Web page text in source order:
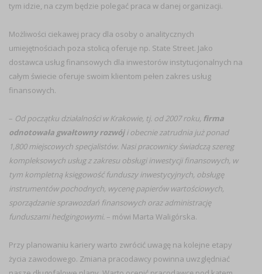
tym idzie, na czym będzie polegać praca w danej organizacji.
Możliwości ciekawej pracy dla osoby o analitycznych
umiejętnościach poza stolicą oferuje np. State Street. Jako
dostawca usług finansowych dla inwestorów instytucjonalnych na
całym świecie oferuje swoim klientom pełen zakres usług
finansowych.
– Od początku działalności w Krakowie, tj. od 2007 roku, firma
odnotowała gwałtowny rozwóji obecnie zatrudnia już ponad
1,800 miejscowych specjalistów. Nasi pracownicy świadczą szereg
kompleksowych usług z zakresu obsługi inwestycji finansowych, w
tym kompletną księgowość funduszy inwestycyjnych, obsługę
instrumentów pochodnych, wycenę papierów wartościowych,
sporządzanie sprawozdań finansowych oraz administrację
funduszami hedgingowymi. – mówi Marta Waligórska.
Przy planowaniu kariery warto zwrócić uwagę na kolejne etapy
życia zawodowego. Zmiana pracodawcy powinna uwzględniać